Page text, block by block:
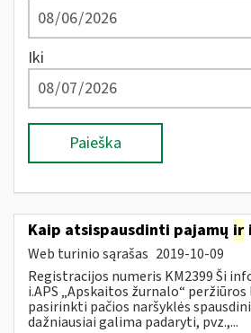
Iki
Paieška
Kaip atsispausdinti pajamų ir
Web turinio sąrašas 2019-10-09
Registracijos numeris KM2399 Ši
i.APS „Apskaitos žurnalo“
pasirinkti pačios naršyklės
dažniausiai galima padaryti, pvz.,...